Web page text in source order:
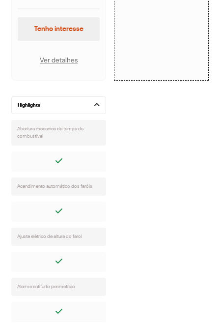
Tenho interesse
Ver detalhes
Highlights
Abertura mecanica da tampa de
combustivel
Acendimento automático dos faróis
Ajuste elétrico de altura do farol
Alarme antifurto perimetrico